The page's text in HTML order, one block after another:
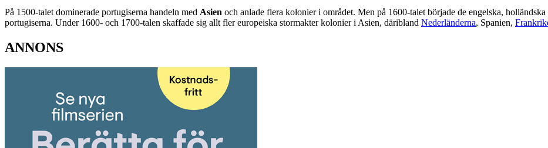
På 1500-talet dominerade portugiserna handeln med Asien och anlade flera kolonier i området. Men på 1600-talet började de engelska,
portugiserna. Under 1600- och 1700-talen skaffade sig allt fler europeiska stormakter kolonier i Asien, däribland Nederländerna, Spanien,
ANNONS